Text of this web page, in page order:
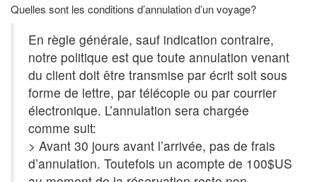
Quelles sont les conditions d’annulation d’un voyage?
En règle générale, sauf indication contraire,
notre politique est que toute annulation venant
du client doit être transmise par écrit soit sous
forme de lettre, par télécopie ou par courrier
électronique. L’annulation sera chargée
comme suit:
> Avant 30 jours avant l’arrivée, pas de frais
d’annulation. Toutefois un acompte de 100$US